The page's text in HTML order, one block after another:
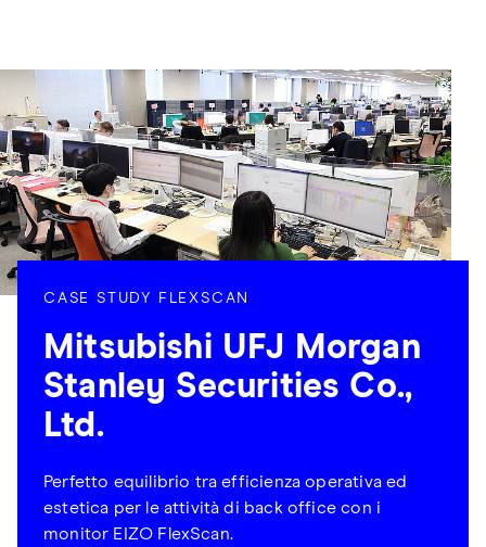
CASE STUDY FLEXSCAN
Mitsubishi UFJ Morgan
Stanley Securities Co.,
Ltd.
Perfetto equilibrio tra efficienza operativa ed
estetica per le attività di back office con i
monitor EIZO FlexScan.